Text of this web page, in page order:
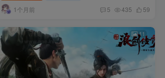
1个月前 5 435 59
11